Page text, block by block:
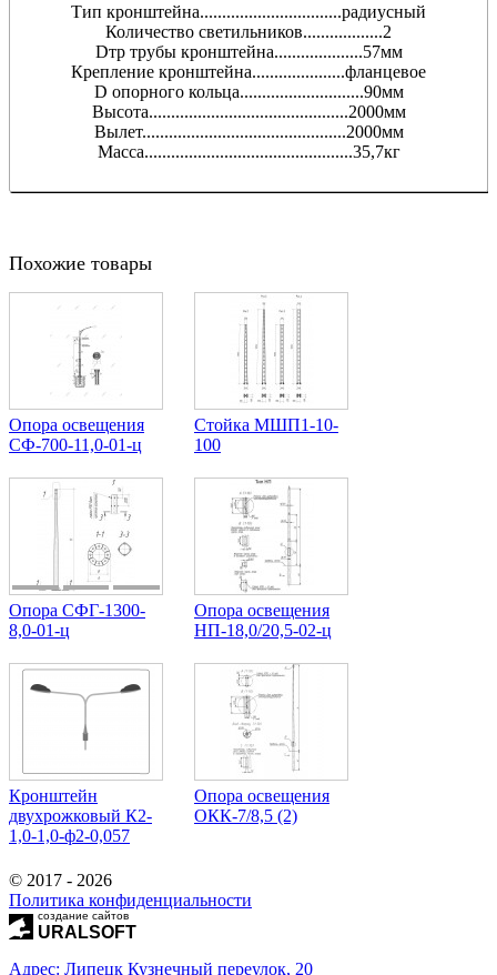
Тип кронштейна................................радиусный
Количество светильников..................2
Dтр трубы кронштейна....................57мм
Крепление кронштейна.....................фланцевое
D опорного кольца............................90мм
Высота.............................................2000мм
Вылет..............................................2000мм
Масса...............................................35,7кг
Похожие товары
Опора освещения
СФ-700-11,0-01-ц
Стойка МШП1-10-
100
Опора СФГ-1300-
8,0-01-ц
Опора освещения
НП-18,0/20,5-02-ц
Кронштейн
двухрожковый К2-
1,0-1,0-ф2-0,057
Опора освещения
ОКК-7/8,5 (2)
© 2017 - 2026
Политика конфиденциальности
создание сайтов
URALSOFT
Адрес: Липецк Кузнечный переулок, 20